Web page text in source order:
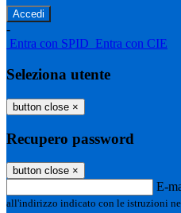
-
Entra con SPID Entra con CIE
Seleziona utente
button close ×
Recupero password
button close ×
E-
all'indirizzo indicato con le istruzioni